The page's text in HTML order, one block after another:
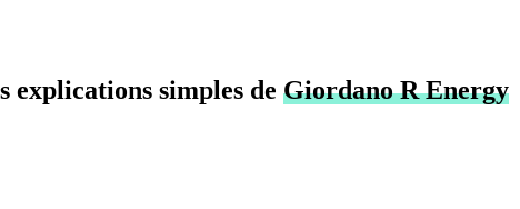
explications simples de Giordano R Energy